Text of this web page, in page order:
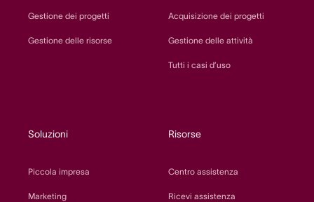
Gestione dei progetti
Gestione delle risorse
Acquisizione dei progetti
Gestione delle attività
Tutti i casi d’uso
Soluzioni
Piccola impresa
Marketing
Risorse
Centro assistenza
Ricevi assistenza